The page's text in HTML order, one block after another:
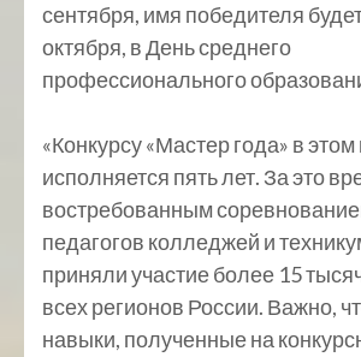
сентября, имя победителя
октября, в День среднего
профессионального
«Конкурсу «Мастер года» в этом
исполняется пять лет. За это
востребованным
педагогов колледжей и
приняли участие более 15
всех регионов России. Важно,
навыки, полученные на